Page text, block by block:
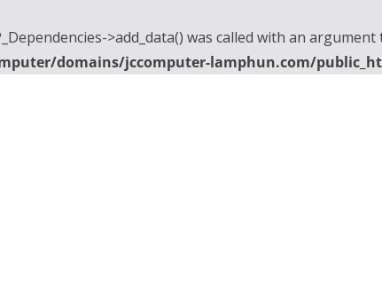
>add_data() was called with an argument
domains/jccomputer-lamphun.com/